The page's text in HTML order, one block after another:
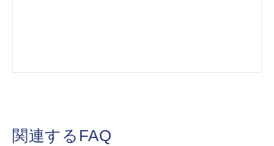
関連するFAQ